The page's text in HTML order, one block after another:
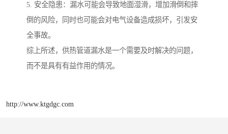
5. 安全隐患：漏水可能会导致地面湿滑，增加滑倒和摔
倒的风险，同时也可能会对电气设备造成损坏，引发安
全事故。
综上所述，供热管道漏水是一个需要及时解决的问题，
而不是具有有益作用的情况。
http://www.ktgdgc.com